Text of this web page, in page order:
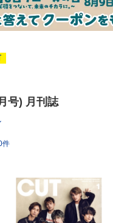
号) 月刊誌
件